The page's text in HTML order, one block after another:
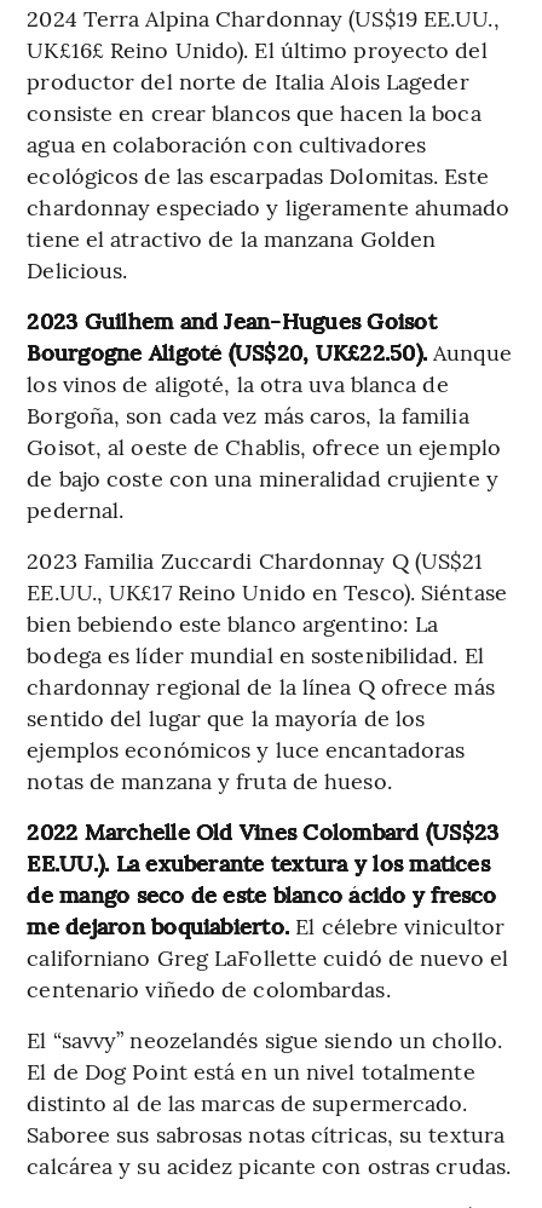
2024 Terra Alpina Chardonnay (US$19 EE.UU.,
UK£16£ Reino Unido). El último proyecto del
productor del norte de Italia Alois Lageder
consiste en crear blancos que hacen la boca
agua en colaboración con cultivadores
ecológicos de las escarpadas Dolomitas. Este
chardonnay especiado y ligeramente ahumado
tiene el atractivo de la manzana Golden
Delicious.
2023 Guilhem and Jean-Hugues Goisot
Bourgogne Aligoté (US$20, UK£22.50). Aunque
los vinos de aligoté, la otra uva blanca de
Borgoña, son cada vez más caros, la familia
Goisot, al oeste de Chablis, ofrece un ejemplo
de bajo coste con una mineralidad crujiente y
pedernal.
2023 Familia Zuccardi Chardonnay Q (US$21
EE.UU., UK£17 Reino Unido en Tesco). Siéntase
bien bebiendo este blanco argentino: La
bodega es líder mundial en sostenibilidad. El
chardonnay regional de la línea Q ofrece más
sentido del lugar que la mayoría de los
ejemplos económicos y luce encantadoras
notas de manzana y fruta de hueso.
2022 Marchelle Old Vines Colombard (US$23
EE.UU.). La exuberante textura y los matices
de mango seco de este blanco ácido y fresco
me dejaron boquiabierto. El célebre vinicultor
californiano Greg LaFollette cuidó de nuevo el
centenario viñedo de colombardas.
El “savvy” neozelandés sigue siendo un chollo.
El de Dog Point está en un nivel totalmente
distinto al de las marcas de supermercado.
Saboree sus sabrosas notas cítricas, su textura
calcárea y su acidez picante con ostras crudas.